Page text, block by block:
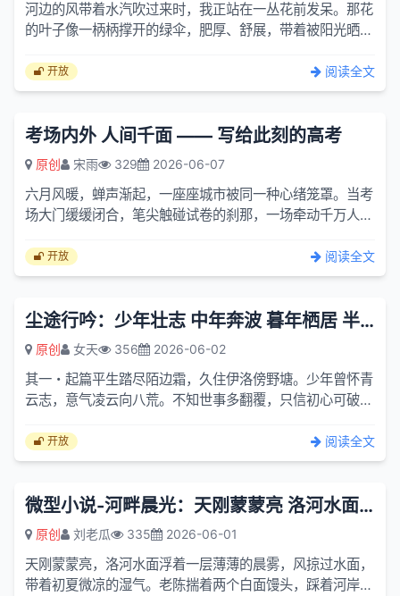
河边的风带着水汽吹过来时，我正站在一丛花前发呆。那花
的叶子像一柄柄撑开的绿伞，肥厚、舒展，带着被阳光晒过
绿里烧...
开放 阅读全文
考场内外 人间千面 —— 写给此刻的高考
原创 宋雨 329 2026-06-07
六月风暖，蝉声渐起，一座座城市被同一种心绪笼罩。当考
场大门缓缓闭合，笔尖触碰试卷的刹那，一场牵动千万人的
是无数...
开放 阅读全文
尘途行吟：少年壮志 中年奔波 暮年栖居 半生情缘 晚年悟道
原创 女天 356 2026-06-02
其一・起篇平生踏尽陌边霜，久住伊洛傍野塘。少年曾怀青
云志，意气凌云向八荒。不知世事多翻覆，只信初心可破
半生辗转...
开放 阅读全文
微型小说-河畔晨光：天刚蒙蒙亮 洛河水面浮着一层
原创 刘老瓜 335 2026-06-01
天刚蒙蒙亮，洛河水面浮着一层薄薄的晨雾，风掠过水面，
带着初夏微凉的湿气。老陈揣着两个白面馒头，踩着河岸石